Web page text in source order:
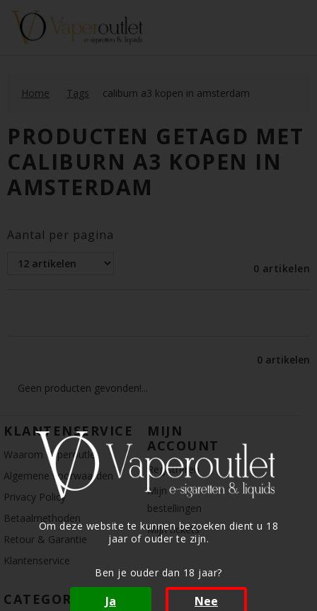
Om deze website te kunnen bezoeken dient u 18
jaar of ouder te zijn.
Ben je ouder dan 18 jaar?
Ja Nee
Home Tags caliburn a3 kopen in amsterdam
PRODUCTEN GETAGD MET
CALIBURN A3 KOPEN IN
AMSTERDAM
Aantal per pagina
0 artikelen
0 artikelen
Geen producten gevonden!...
KLANTENSERVICE
Waarom Vaperoutlet
Algemene voorwaarden
Privacy Policy
Betaalmethoden
Retour & Garantie
Klantenservice
MIJN
ACCOUNT
Registreren
Mijn
bestellingen
Mijn tickets
CATEGORIE